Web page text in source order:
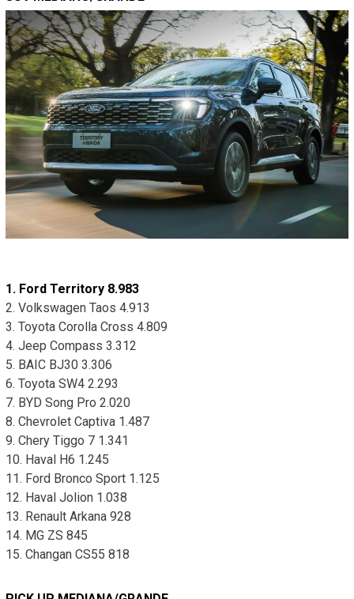
1. Ford Territory 8.983
2. Volkswagen Taos 4.913
3. Toyota Corolla Cross 4.809
4. Jeep Compass 3.312
5. BAIC BJ30 3.306
6. Toyota SW4 2.293
7. BYD Song Pro 2.020
8. Chevrolet Captiva 1.487
9. Chery Tiggo 7 1.341
10. Haval H6 1.245
11. Ford Bronco Sport 1.125
12. Haval Jolion 1.038
13. Renault Arkana 928
14. MG ZS 845
15. Changan CS55 818